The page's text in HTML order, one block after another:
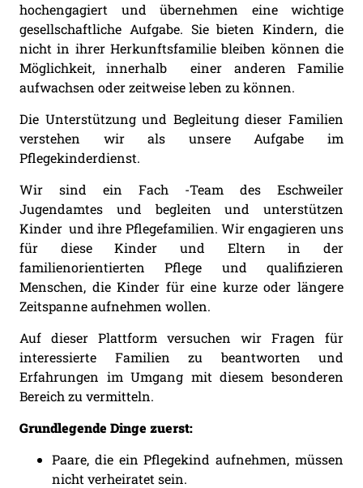
hochengagiert und übernehmen eine wichtige
gesellschaftliche Aufgabe. Sie bieten Kindern, die
nicht in ihrer Herkunftsfamilie bleiben können die
Möglichkeit, innerhalb einer anderen Familie
aufwachsen oder zeitweise leben zu können.
Die Unterstützung und Begleitung dieser Familien
verstehen wir als unsere Aufgabe im
Pflegekinderdienst.
Wir sind ein Fach -Team des Eschweiler
Jugendamtes und begleiten und unterstützen
Kinder und ihre Pflegefamilien. Wir engagieren uns
für diese Kinder und Eltern in der
familienorientierten Pflege und qualifizieren
Menschen, die Kinder für eine kurze oder längere
Zeitspanne aufnehmen wollen.
Auf dieser Plattform versuchen wir Fragen für
interessierte Familien zu beantworten und
Erfahrungen im Umgang mit diesem besonderen
Bereich zu vermitteln.
Grundlegende Dinge zuerst:
Paare, die ein Pflegekind aufnehmen, müssen
nicht verheiratet sein.